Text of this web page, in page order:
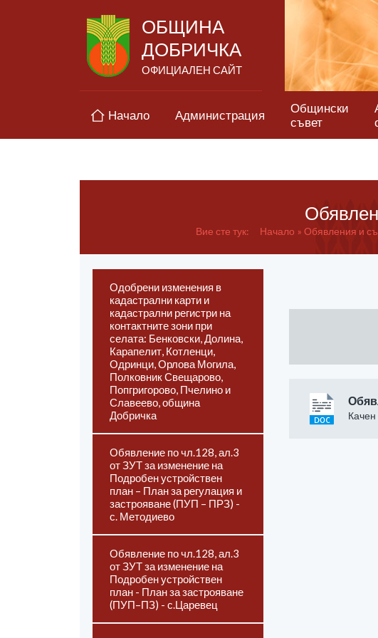
ОБЩИНА
ДОБРИЧКА
ОФИЦИАЛЕН САЙТ
Начало Администрация
Общински
съвет
Вие сте тук: Начало Обявления и
Одобрени изменения в
кадастрални карти и
кадастрални регистри на
контактните зони при
селата: Бенковски, Долина,
Карапелит, Котленци,
Одринци, Орлова Могила,
Полковник Свещарово,
Попгригорово, Пчелино и
Славеево, община
Добричка
Обявление по чл.128, ал.3
от ЗУТ за изменение на
Подробен устройствен
план – План за регулация и
застрояване (ПУП – ПРЗ) -
с. Методиево
Обявление по чл.128, ал.3
от ЗУТ за изменение на
Подробен устройствен
план - План за застрояване
(ПУП–ПЗ) - с.Царевец